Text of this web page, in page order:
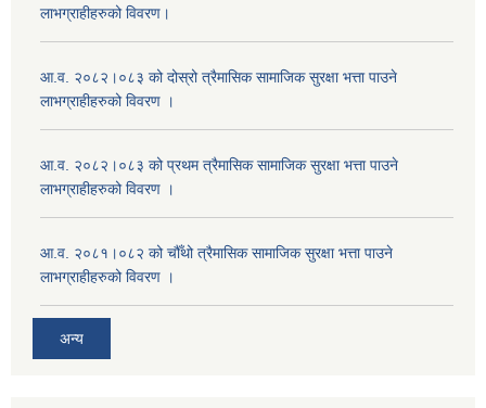
लाभग्राहीहरुको विवरण।
आ.व. २०८२।०८३ को दोस्रो त्रैमासिक सामाजिक सुरक्षा भत्ता पाउने
लाभग्राहीहरुको विवरण ।
आ.व. २०८२।०८३ को प्रथम त्रैमासिक सामाजिक सुरक्षा भत्ता पाउने
लाभग्राहीहरुको विवरण ।
आ.व. २०८१।०८२ को चौँथो त्रैमासिक सामाजिक सुरक्षा भत्ता पाउने
लाभग्राहीहरुको विवरण ।
अन्य